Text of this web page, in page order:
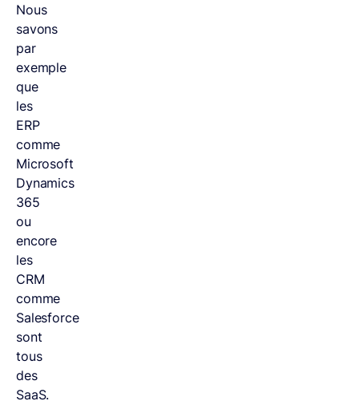
Nous
savons
par
exemple
que
les
ERP
comme
Microsoft
Dynamics
365
ou
encore
les
CRM
comme
Salesforce
sont
tous
des
SaaS.